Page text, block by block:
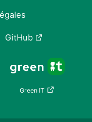
GitHub
Green IT